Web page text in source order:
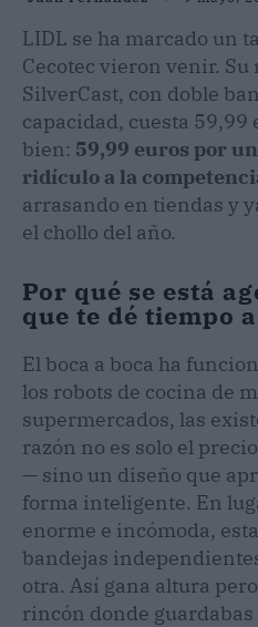
LIDL se ha marcado un
Cecotec vieron venir.
SilverCast, con doble
capacidad, cuesta 59,99
bien: 59,99 euros por
ridículo a la
arrasando en tiendas y
el chollo del año.
Por qué se está
que te dé tiempo
El boca a boca ha
los robots de cocina de
supermercados, las
razón no es solo el
— sino un diseño que
forma inteligente. En
enorme e incómoda,
bandejas
otra. Así gana altura
rincón donde guardabas